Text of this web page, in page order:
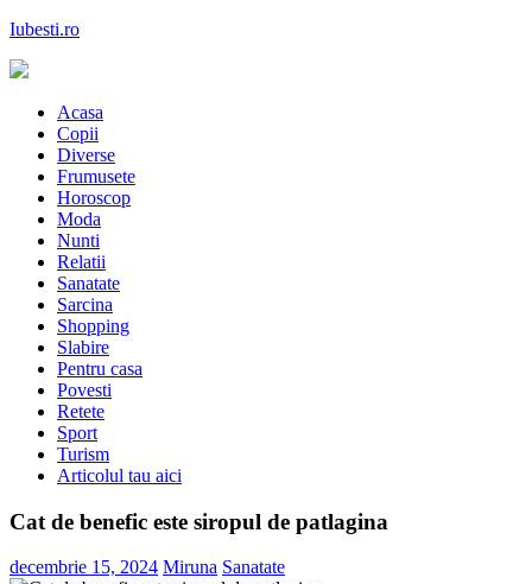
Skip
content
Iubesti.ro
astazi
Acasa
Copii
Diverse
Frumusete
Horoscop
Moda
Nunti
Relatii
Sanatate
Sarcina
Shopping
Slabire
Pentru casa
Povesti
Retete
Sport
Turism
Articolul tau aici
Cat de benefic este siropul de patlagina
decembrie 15, 2024 Miruna Sanatate